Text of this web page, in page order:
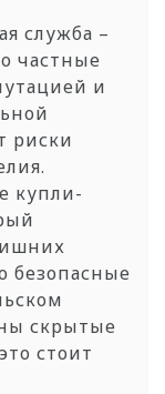
служба –
частные
и
риски
купли-
безопасные
скрытые
стоит